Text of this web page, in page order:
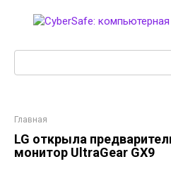
Главная
LG открыла
монитор UltraGear GX9